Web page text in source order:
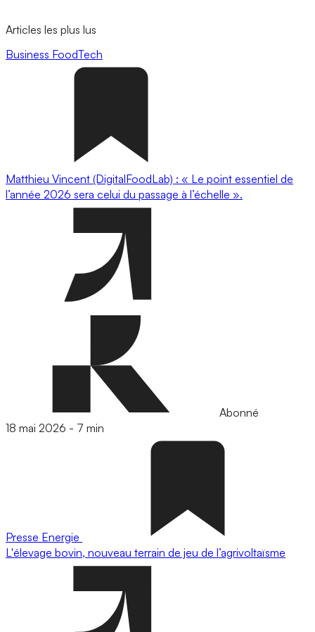
Articles les plus lus
Business FoodTech
Matthieu Vincent (DigitalFoodLab) : « Le point essentiel de
l’année 2026 sera celui du passage à l’échelle ».
Abonné
18 mai 2026 - 7 min
Presse Energie
L'élevage bovin, nouveau terrain de jeu de l’agrivoltaïsme